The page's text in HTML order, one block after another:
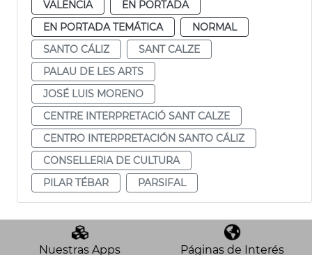
VALENCIA
EN PORTADA
EN PORTADA TEMÁTICA
NORMAL
SANTO CÁLIZ
SANT CALZE
PALAU DE LES ARTS
JOSÉ LUIS MORENO
CENTRE INTERPRETACIÓ SANT CALZE
CENTRO INTERPRETACIÓN SANTO CÁLIZ
CONSELLERIA DE CULTURA
PILAR TÉBAR
PARSIFAL
Nuestras Apps Páginas de Interés